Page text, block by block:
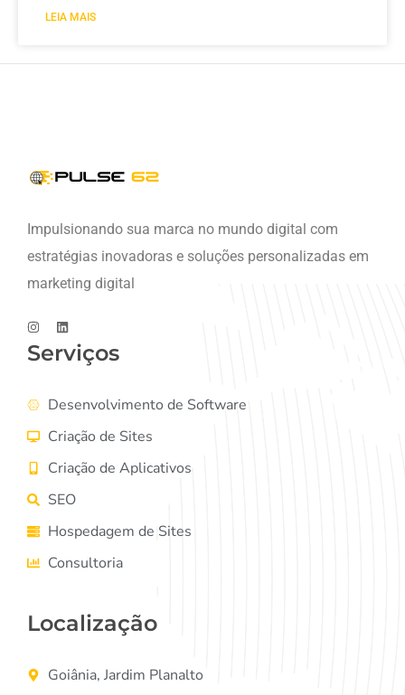
LEIA MAIS
Impulsionando sua marca no mundo digital com
estratégias inovadoras e soluções personalizadas em
marketing digital
Serviços
Desenvolvimento de Software
Criação de Sites
Criação de Aplicativos
SEO
Hospedagem de Sites
Consultoria
Localização
Goiânia, Jardim Planalto